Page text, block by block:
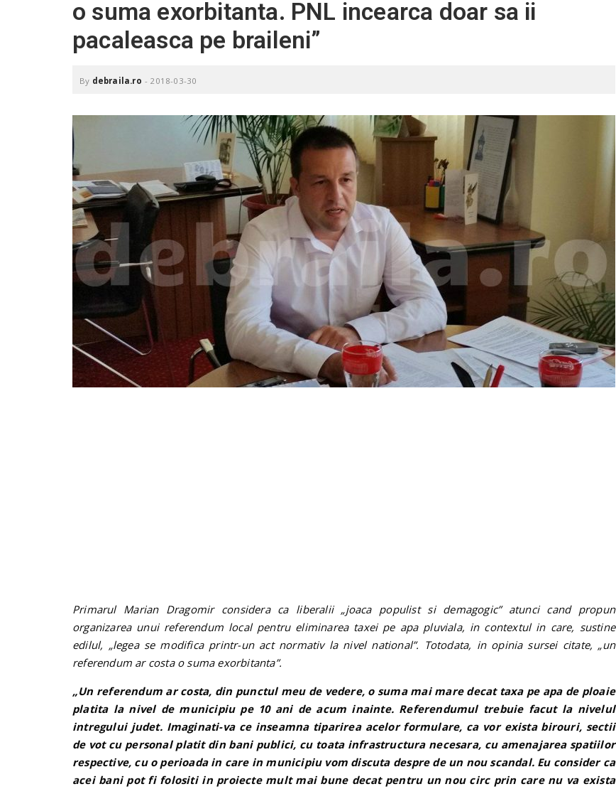
.
r
o
o suma exorbitanta. PNL incearca doar sa ii
pacaleasca pe braileni”
By debraila.ro - 2018-03-30
Primarul Marian Dragomir considera ca liberalii „joaca populist si demagogic” atunci cand propun
organizarea unui referendum local pentru eliminarea taxei pe apa pluviala, in contextul in care, sustine
edilul, „legea se modifica printr-un act normativ la nivel national”. Totodata, in opinia sursei citate, „un
referendum ar costa o suma exorbitanta”.
„Un referendum ar costa, din punctul meu de vedere, o suma mai mare decat taxa pe apa de ploaie
platita la nivel de municipiu pe 10 ani de acum inainte. Referendumul trebuie facut la nivelul
intregului judet. Imaginati-va ce inseamna tiparirea acelor formulare, ca vor exista birouri, sectii
de vot cu personal platit din bani publici, cu toata infrastructura necesara, cu amenajarea spatiilor
respective, cu o perioada in care in municipiu vom discuta despre de un nou scandal. Eu consider ca
acei bani pot fi folositi in proiecte mult mai bune decat pentru un nou circ prin care nu va exista